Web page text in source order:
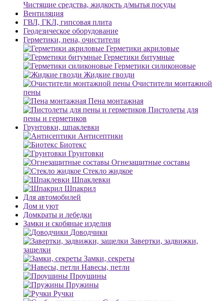
Чистящие средства, жидкость д/мытья посуды
Вентиляция
ГВЛ, ГКЛ, гипсовая плита
Геодезическое оборудование
Герметики, пена, очистители
Герметики акриловые
Герметики битумные
Герметики силиконовые
Жидкие гвозди
Очистители монтажной
пены
Пена монтажная
Пистолеты для
пены и герметиков
Грунтовки, шпаклевки
Антисептики
Биотекс
Грунтовки
Огнезащитные составы
Стекло жидкое
Шпаклевки
Шпакрил
Для автомобилей
Дом и уют
Домкраты и лебедки
Замки и скобяные изделия
Доводчики
Завертки, задвижки,
защелки
Замки, секреты
Навесы, петли
Проушины
Пружины
Ручки